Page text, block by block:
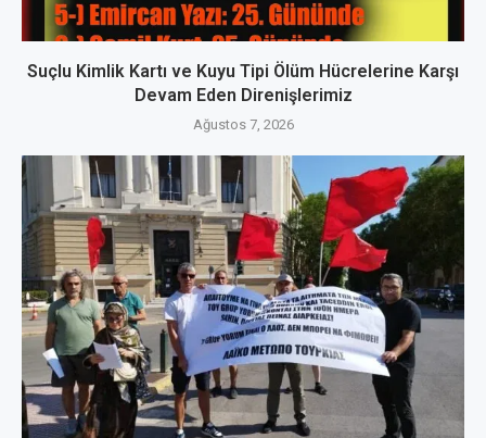
Suçlu Kimlik Kartı ve Kuyu Tipi Ölüm Hücrelerine Karşı
Devam Eden Direnişlerimiz
Ağustos 7, 2026